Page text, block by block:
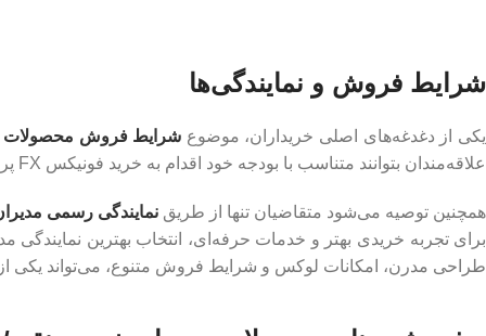
شرایط فروش و نمایندگی‌ها
یکی از دغدغه‌های اصلی خریداران، موضوع شرایط فروش محصولات
علاقه‌مندان بتوانند متناسب با بودجه خود اقدام به خرید فونیکس FX پرمیوم کنند.
همچنین توصیه می‌شود متقاضیان تنها از طریق نمایندگی رسمی
برای تجربه خریدی بهتر و خدمات حرفه‌ای، انتخاب بهترین نمایندگی
طراحی مدرن، امکانات لوکس و شرایط فروش متنوع، می‌تواند یکی از